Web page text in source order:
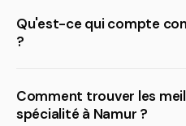
Qu'est-ce qui compte
?
Comment trouver les
spécialité à Namur ?